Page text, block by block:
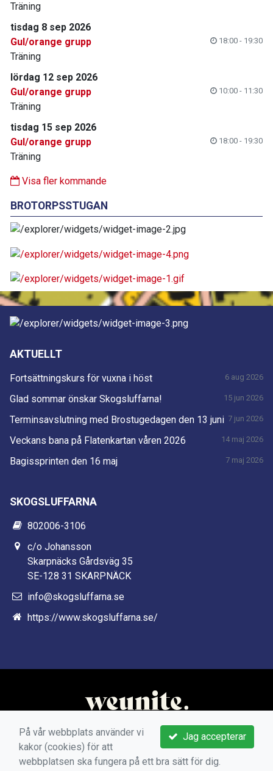
Träning
tisdag 8 sep 2026
Gul/orange grupp
18:00 - 19:30
Träning
lördag 12 sep 2026
Gul/orange grupp
10:00 - 11:30
Träning
tisdag 15 sep 2026
Gul/orange grupp
18:00 - 19:30
Träning
Visa fler kommande
BROTORPSSTUGAN
AKTUELLT
Fortsättningskurs för vuxna i höst 6 aug 2026
Glad sommar önskar Skogsluffarna! 15 jun 2026
Terminsavslutning med Brostugedagen den 13 juni 7 jun 2026
Veckans bana på Flatenkartan våren 2026 14 maj 2026
Bagissprinten den 16 maj 7 maj 2026
SKOGSLUFFARNA
802006-3106
c/o Johansson
Skarpnäcks Gårdsväg 35
SE-128 31 SKARPNÄCK
info@skogsluffarna.se
https://www.skogsluffarna.se/
Jag accepterar
På vår webbplats använder vi
kakor (cookies) för att
webbplatsen ska fungera på ett bra sätt för dig.